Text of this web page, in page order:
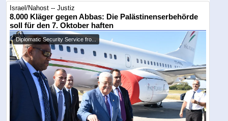
Israel/Nahost -- Justiz
8.000 Kläger gegen Abbas: Die Palästinenserbehörde
soll für den 7. Oktober haften
Diplomatic Security Service fro...